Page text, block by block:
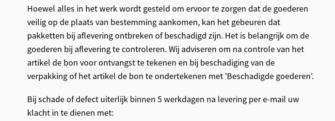
Hoewel alles in het werk wordt gesteld om ervoor te zorgen dat de goederen
veilig op de plaats van bestemming aankomen, kan het gebeuren dat
pakketten bij aflevering ontbreken of beschadigd zijn. Het is belangrijk om de
goederen bij aflevering te controleren. Wij adviseren om na controle van het
artikel de bon voor ontvangst te tekenen en bij beschadiging van de
verpakking of het artikel de bon te ondertekenen met 'Beschadigde goederen'.
Bij schade of defect uiterlijk binnen 5 werkdagen na levering per e-mail uw
klacht in te dienen met: